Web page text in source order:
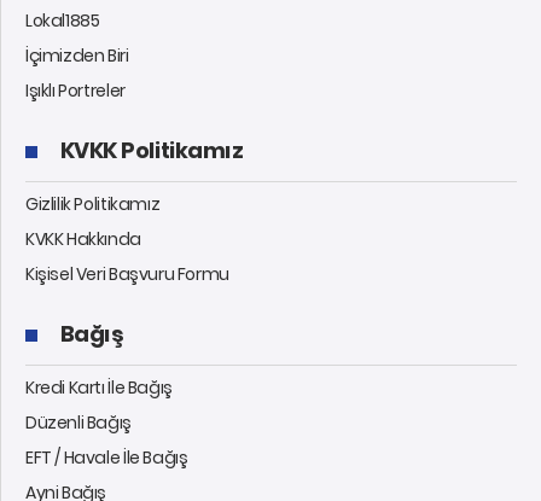
Lokal1885
İçimizden Biri
Işıklı Portreler
KVKK Politikamız
Gizlilik Politikamız
KVKK Hakkında
Kişisel Veri Başvuru Formu
Bağış
Kredi Kartı İle Bağış
Düzenli Bağış
EFT / Havale İle Bağış
Ayni Bağış